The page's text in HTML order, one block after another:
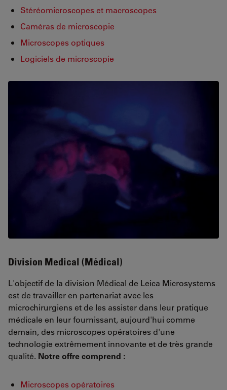
Stéréomicroscopes et macroscopes
Caméras de microscopie
Microscopes optiques
Logiciels de microscopie
Division Medical (Médical)
L'objectif de la division Médical de Leica Microsystems
est de travailler en partenariat avec les
microchirurgiens et de les assister dans leur pratique
médicale en leur fournissant, aujourd'hui comme
demain, des microscopes opératoires d'une
technologie extrêmement innovante et de très grande
qualité. Notre offre comprend :
Microscopes opératoires